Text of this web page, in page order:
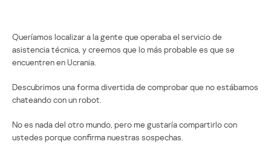
Queríamos localizar a la gente que operaba el servicio de
asistencia técnica, y creemos que lo más probable es que se
encuentren en Ucrania.
Descubrimos una forma divertida de comprobar que no estábamos
chateando con un robot.
No es nada del otro mundo, pero me gustaría compartirlo con
ustedes porque confirma nuestras sospechas.